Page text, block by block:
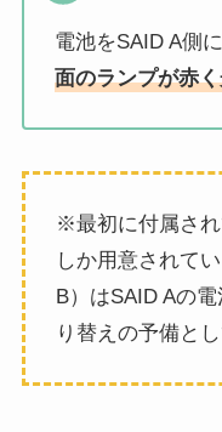
電池をSAID A側
面のランプが赤
※最初に付属され
しか用意されて
B）はSAID Aの
り替えの予備と